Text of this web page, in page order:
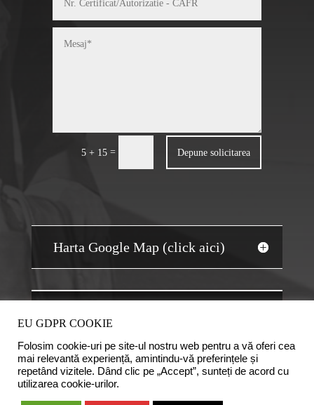
5 + 15 = Depune solicitarea
Harta Google Map (click aici)
EU GDPR COOKIE
Folosim cookie-uri pe site-ul nostru web pentru a vă oferi cea
mai relevantă experiență, amintindu-vă preferințele și
repetând vizitele. Dând clic pe „Accept”, sunteți de acord cu
utilizarea cookie-urilor.